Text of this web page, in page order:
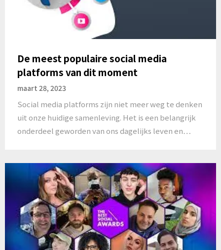
De meest populaire social media
platforms van dit moment
maart 28, 2023
Social media platforms zijn niet meer weg te denken
uit onze huidige samenleving. Het is een belangrijk
onderdeel geworden van ons dagelijks leven en…